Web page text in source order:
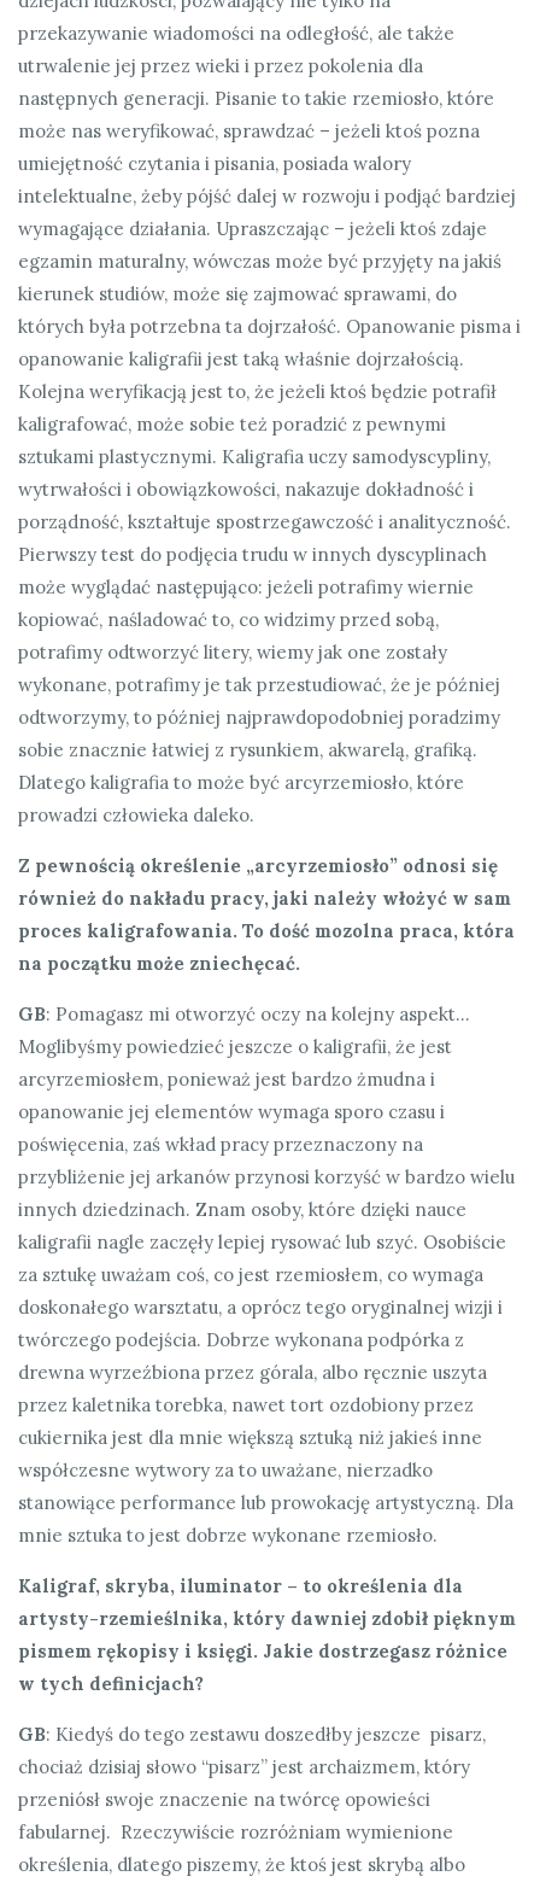
przekazywanie wiadomości na odległość, ale także
utrwalenie jej przez wieki i przez pokolenia dla
następnych generacji. Pisanie to takie rzemiosło, które
może nas weryfikować, sprawdzać – jeżeli ktoś pozna
umiejętność czytania i pisania, posiada walory
intelektualne, żeby pójść dalej w rozwoju i podjąć bardziej
wymagające działania. Upraszczając – jeżeli ktoś zdaje
egzamin maturalny, wówczas może być przyjęty na jakiś
kierunek studiów, może się zajmować sprawami, do
których była potrzebna ta dojrzałość. Opanowanie pisma i
opanowanie kaligrafii jest taką właśnie dojrzałością.
Kolejna weryfikacją jest to, że jeżeli ktoś będzie potrafił
kaligrafować, może sobie też poradzić z pewnymi
sztukami plastycznymi. Kaligrafia uczy samodyscypliny,
wytrwałości i obowiązkowości, nakazuje dokładność i
porządność, kształtuje spostrzegawczość i analityczność.
Pierwszy test do podjęcia trudu w innych dyscyplinach
może wyglądać następująco: jeżeli potrafimy wiernie
kopiować, naśladować to, co widzimy przed sobą,
potrafimy odtworzyć litery, wiemy jak one zostały
wykonane, potrafimy je tak przestudiować, że je później
odtworzymy, to później najprawdopodobniej poradzimy
sobie znacznie łatwiej z rysunkiem, akwarelą, grafiką.
Dlatego kaligrafia to może być arcyrzemiosło, które
prowadzi człowieka daleko.
Z pewnością określenie „arcyrzemiosło” odnosi się
również do nakładu pracy, jaki należy włożyć w sam
proces kaligrafowania. To dość mozolna praca, która
na początku może zniechęcać.
GB: Pomagasz mi otworzyć oczy na kolejny aspekt…
Moglibyśmy powiedzieć jeszcze o kaligrafii, że jest
arcyrzemiosłem, ponieważ jest bardzo żmudna i
opanowanie jej elementów wymaga sporo czasu i
poświęcenia, zaś wkład pracy przeznaczony na
przybliżenie jej arkanów przynosi korzyść w bardzo wielu
innych dziedzinach. Znam osoby, które dzięki nauce
kaligrafii nagle zaczęły lepiej rysować lub szyć. Osobiście
za sztukę uważam coś, co jest rzemiosłem, co wymaga
doskonałego warsztatu, a oprócz tego oryginalnej wizji i
twórczego podejścia. Dobrze wykonana podpórka z
drewna wyrzeźbiona przez górala, albo ręcznie uszyta
przez kaletnika torebka, nawet tort ozdobiony przez
cukiernika jest dla mnie większą sztuką niż jakieś inne
współczesne wytwory za to uważane, nierzadko
stanowiące performance lub prowokację artystyczną. Dla
mnie sztuka to jest dobrze wykonane rzemiosło.
Kaligraf, skryba, iluminator – to określenia dla
artysty-rzemieślnika, który dawniej zdobił pięknym
pismem rękopisy i księgi. Jakie dostrzegasz różnice
w tych definicjach?
GB: Kiedyś do tego zestawu doszedłby jeszcze pisarz,
chociaż dzisiaj słowo “pisarz” jest archaizmem, który
przeniósł swoje znaczenie na twórcę opowieści
fabularnej. Rzeczywiście rozróżniam wymienione
określenia, dlatego piszemy, że ktoś jest skrybą albo